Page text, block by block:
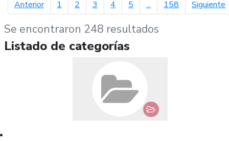
Anteriorpágina anterior
1 2 3 4 5 ... 158 Siguiente
Se encontraron 248 resultados
Listado de categorías